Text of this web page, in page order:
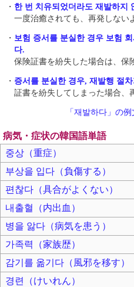
・ 한 번 치유되었더라도 재발하지
一度治癒されても、再発しない
・ 보험 증서를 분실한 경우 보험
다.
保険証書を紛失した場合は、保
・ 증서를 분실한 경우, 재발행 절
証書を紛失してしまった場合、
「재발하다」の
病気・症状の韓国語単語
중상（重症）
부상을 입다（負傷する）
편찮다（具合がよくない）
내출혈（内出血）
병을 앓다（病気を患う）
가족력（家族歴）
감기를 옮기다（風邪を移す）
경련（けいれん）